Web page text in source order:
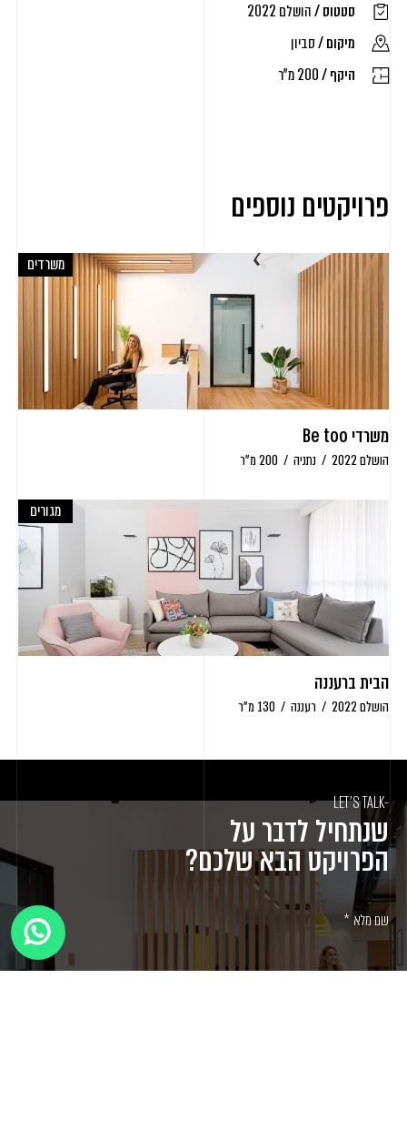
סטטוס /הושלם 2022
מיקום /סביון
היקף /200 מ"ר
פרויקטים נוספים
משרדים
משרדי Be too
הושלם 2022 / נתניה / 200 מ"ר
מגורים
הבית ברעננה
הושלם 2022 / רעננה / 130 מ"ר
-LET'S TALK
שנתחיל לדבר על
הפרויקט הבא שלכם?
שם מלא